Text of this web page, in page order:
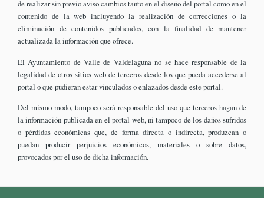
de realizar sin previo aviso cambios tanto en el diseño del portal como en el
contenido de la web incluyendo la realización de correcciones o la
eliminación de contenidos publicados, con la finalidad de mantener
actualizada la información que ofrece.
El Ayuntamiento de Valle de Valdelaguna no se hace responsable de la
legalidad de otros sitios web de terceros desde los que pueda accederse al
portal o que pudieran estar vinculados o enlazados desde este portal.
Del mismo modo, tampoco será responsable del uso que terceros hagan de
la información publicada en el portal web, ni tampoco de los daños sufridos
o pérdidas económicas que, de forma directa o indirecta, produzcan o
puedan producir perjuicios económicos, materiales o sobre datos,
provocados por el uso de dicha información.